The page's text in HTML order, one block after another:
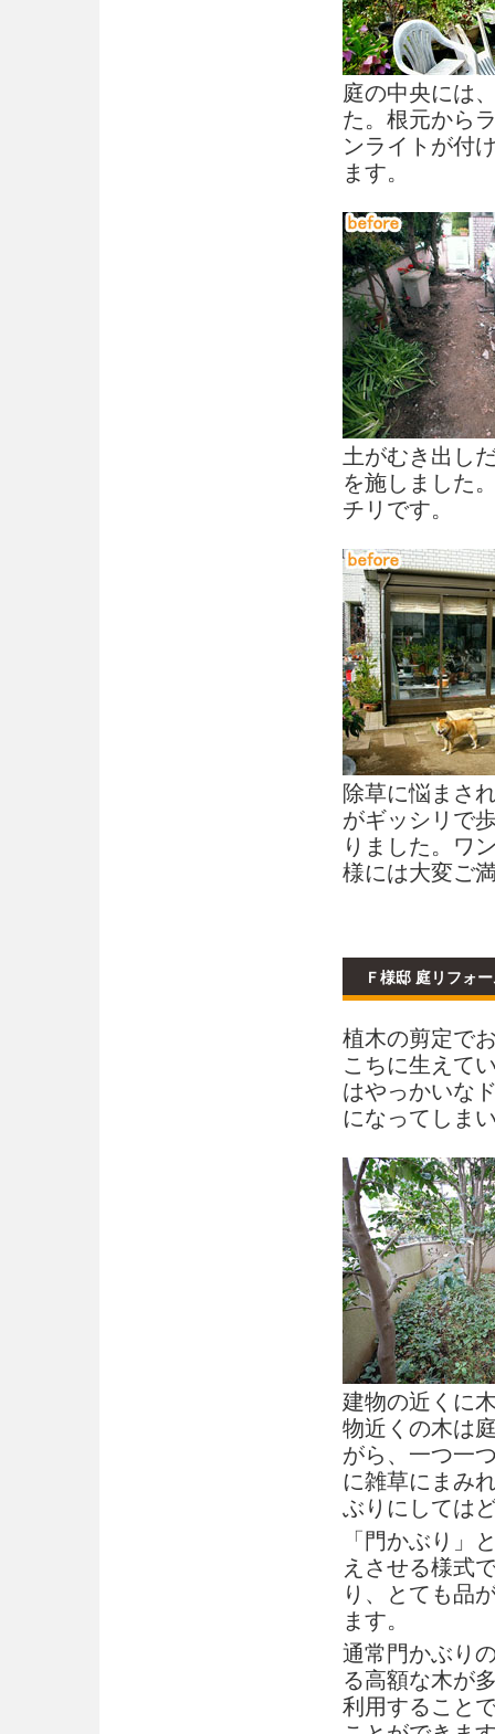
庭の中央には
た。根元から
ンライトが付
ます。
土がむき出し
を施しました
チリです。
除草に悩まさ
がギッシリで
りました。ワ
様には大変ご
Ｆ様邸 庭リフォ
植木の剪定で
こちに生えて
はやっかいな
になってしま
建物の近くに
物近くの木は
がら、一つ一
に雑草にまみ
ぶりにしては
「門かぶり」
えさせる様式
り、とても品
ます。
通常門かぶり
る高額な木が
利用すること